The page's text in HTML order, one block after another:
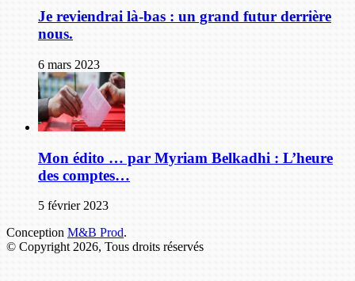
Je reviendrai là-bas : un grand futur derrière
nous.
6 mars 2023
Mon édito … par Myriam Belkadhi : L’heure
des comptes…
5 février 2023
Conception M&B Prod.
© Copyright 2026, Tous droits réservés